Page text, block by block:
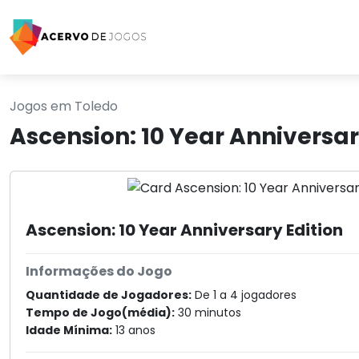
Jogos em Toledo
Ascension: 10 Year
Ascension: 10 Year Anniversary Edition
Informações do Jogo
Quantidade de Jogadores: De 1 a 4 jogadores
Tempo de Jogo(média): 30 minutos
Idade Mínima: 13 anos